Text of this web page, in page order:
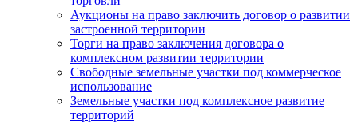
Аукционы на право заключить договор о развитии
застроенной территории
Торги на право заключения договора о
комплексном развитии территории
Свободные земельные участки под коммерческое
использование
Земельные участки под комплексное развитие
территорий